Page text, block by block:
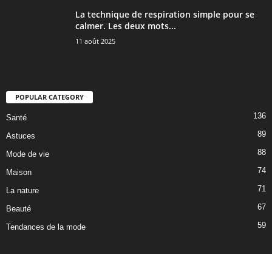
La technique de respiration simple pour se
calmer. Les deux mots...
11 août 2025
POPULAR CATEGORY
Santé 136
Astuces 89
Mode de vie 88
Maison 74
La nature 71
Beauté 67
Tendances de la mode 59